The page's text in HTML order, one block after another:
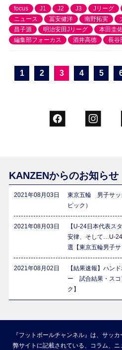
focus J1 J2 J3 Jリーグ
ニュース
冨安健洋 南野拓実
昌子源
明治安田Jリーグ 本田圭
編集部フォーカス
酒井高徳 長谷
1 2 3 4 5
KANZENからのお知らせ
2021年08月03日
東京五輪 男子サ
ピック）
2021年08月03日
【U-24日本代表ス
安律、そして…U-
選【東京五輪男子サ
2021年08月02日
【結果速報】ハ
ー 試合結果・スコ
ク】
『フットボールチャンネル』は、サッ
弊サイトに記載されている、コラム、ニ